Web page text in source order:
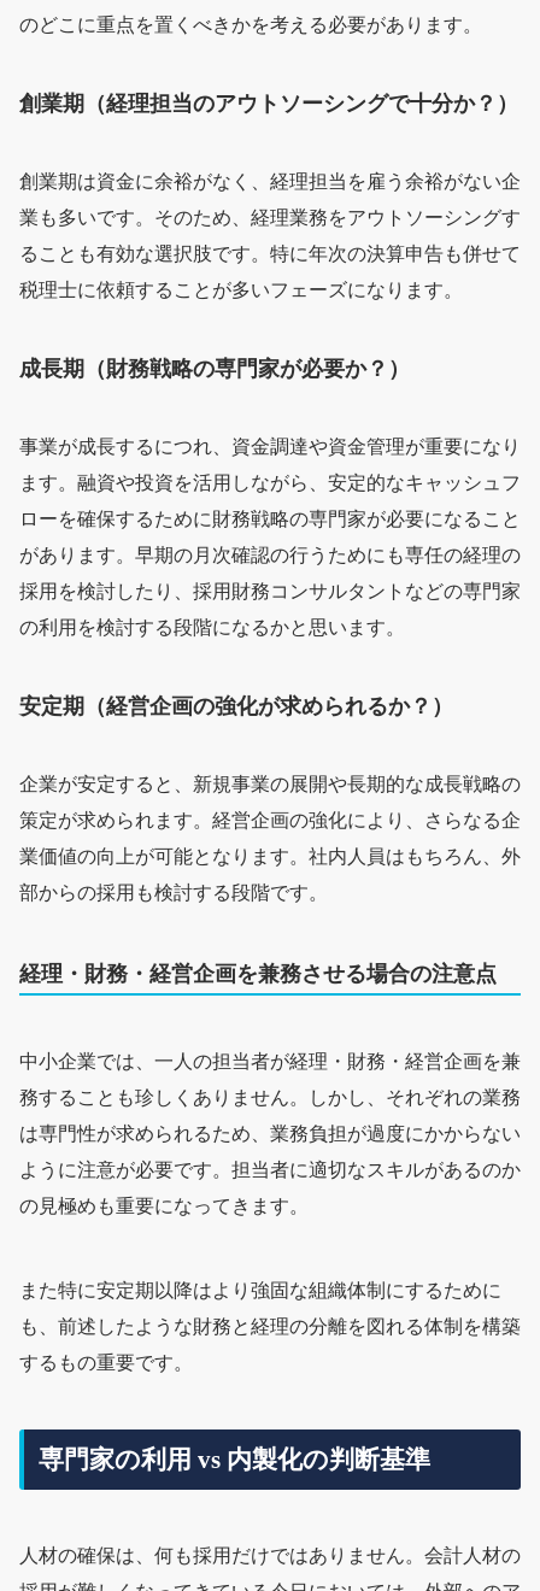
のどこに重点を置くべきかを考える必要があります。
創業期（経理担当のアウトソーシングで十分か？）
創業期は資金に余裕がなく、経理担当を雇う余裕がない企
業も多いです。そのため、経理業務をアウトソーシングす
ることも有効な選択肢です。特に年次の決算申告も併せて
税理士に依頼することが多いフェーズになります。
成長期（財務戦略の専門家が必要か？）
事業が成長するにつれ、資金調達や資金管理が重要になり
ます。融資や投資を活用しながら、安定的なキャッシュフ
ローを確保するために財務戦略の専門家が必要になること
があります。早期の月次確認の行うためにも専任の経理の
採用を検討したり、採用財務コンサルタントなどの専門家
の利用を検討する段階になるかと思います。
安定期（経営企画の強化が求められるか？）
企業が安定すると、新規事業の展開や長期的な成長戦略の
策定が求められます。経営企画の強化により、さらなる企
業価値の向上が可能となります。社内人員はもちろん、外
部からの採用も検討する段階です。
経理・財務・経営企画を兼務させる場合の注意点
中小企業では、一人の担当者が経理・財務・経営企画を兼
務することも珍しくありません。しかし、それぞれの業務
は専門性が求められるため、業務負担が過度にかからない
ように注意が必要です。担当者に適切なスキルがあるのか
の見極めも重要になってきます。
また特に安定期以降はより強固な組織体制にするために
も、前述したような財務と経理の分離を図れる体制を構築
するもの重要です。
専門家の利用 vs 内製化の判断基準
人材の確保は、何も採用だけではありません。会計人材の